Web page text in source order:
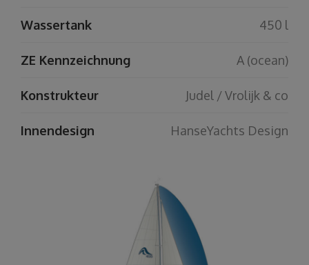
Wassertank 450 l
ZE Kennzeichnung A (ocean)
Konstrukteur Judel / Vrolijk & co
Innendesign HanseYachts Design